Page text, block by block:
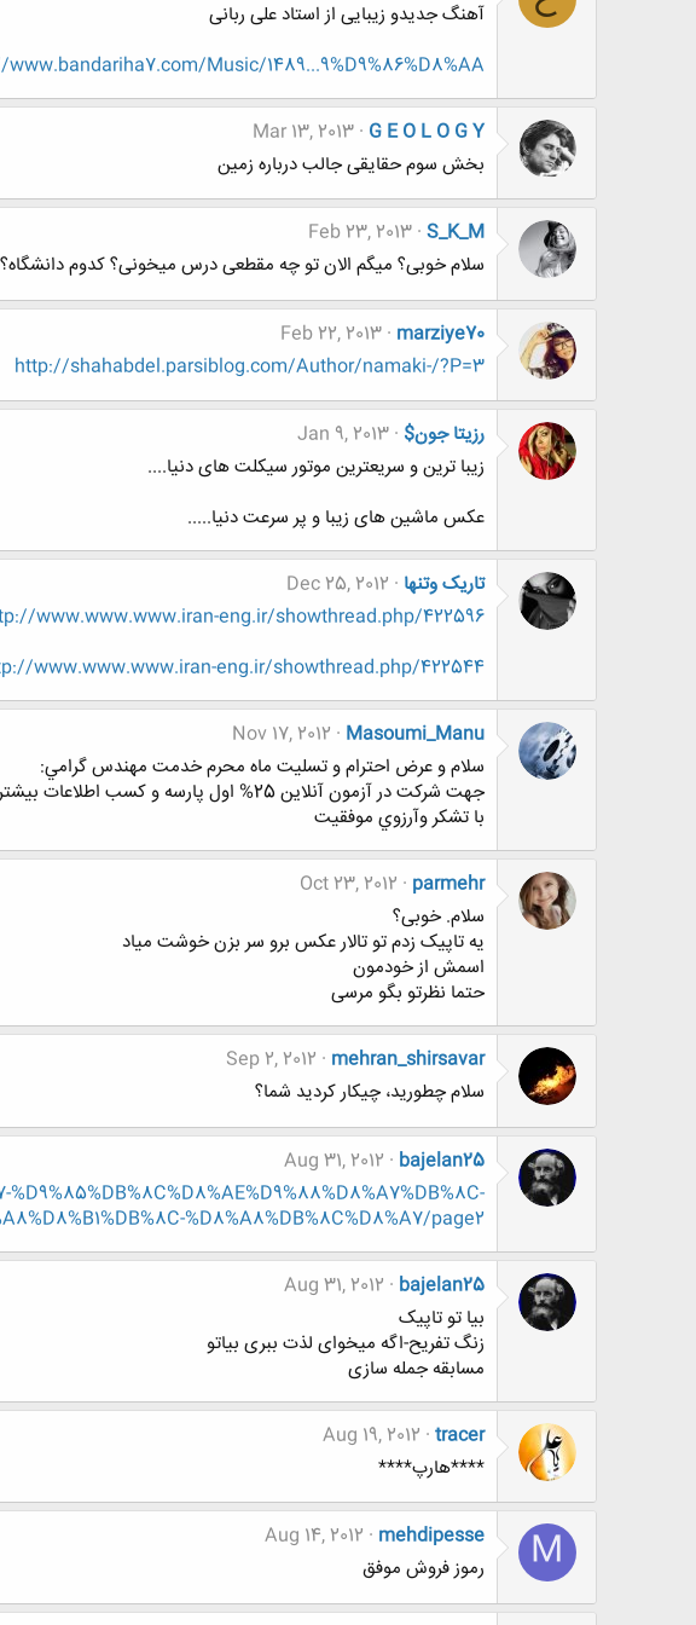
آهنگ جدیدو زیبایی از استاد علی ربانی
Music/1489...9%D9%86%D8%AA/
G E O L O G Y
Mar 13, 2013
بخش سوم حقایقی جالب درباره زمین
S_K_M
Feb 23, 2013
سلام خوبی؟ میگم الان تو چه مقطعی درس میخونی؟ کدوم دانشگاه؟
marziye70
Feb 22, 2013
http://shahabdel.parsiblog.com/Author/namaki-/?P=3
رزیتا جون$ Jan 9, 2013
زیبا ترین و سریعترین موتور سیکلت های دنیا....
عکس ماشین های زیبا و پر سرعت دنیا.....
تاریک وتنها Dec 25, 2012
www.www.www.iran-eng.ir/showthread.php/422596
www.www.www.iran-eng.ir/showthread.php/422544
Masoumi_Manu
Nov 17, 2012
سلام و عرض احترام و تسليت ماه محرم خدمت مهندس گرامي:
جهت شركت در آزمون آنلاين 25% اول پارسه و كسب اطلاعات بيشتر به تاپيك آزمون هاي آزمايشي مراجعه كنيد
با تشكر وآرزوي موفقيت
parmehr
Oct 23, 2012
سلام. خوبی؟
یه تاپیک زدم تو تالار عکس برو سر بزن خوشت میاد
اسمش از خودمون
حتما نظرتو بگو مرسی
mehran_shirsavar
Sep 2, 2012
سلام چطورید، چیکار کردید شما؟
bajelan25
Aug 31, 2012
%D8%A8%DB%8C%D8%A7/page2
bajelan25
Aug 31, 2012
بیا تو تاپیک
زنگ تفریح-اگه میخوای لذت ببری بیاتو
مسابقه جمله سازی
tracer
Aug 19, 2012
****هارپ****
M
mehdipesse
Aug 14, 2012
رموز فروش موفق